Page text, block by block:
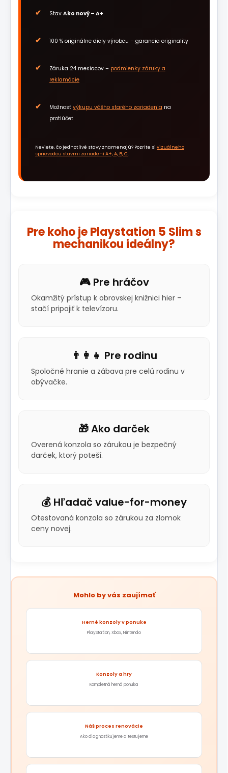
Stav Ako nový – A+
100 % originálne diely výrobcu – garancia originality
Záruka 24 mesiacov – podmienky záruky a
reklamácie
Možnosť výkupu vášho starého zariadenia na
protiúčet
Neviete, čo jednotlivé stavy znamenajú? Pozrite si vizuálneho
sprievodcu stavmi zariadení A+, A, B, C.
Pre koho je Playstation 5 Slim s
mechanikou ideálny?
🎮 Pre hráčov
Okamžitý prístup k obrovskej knižnici hier –
stačí pripojiť k televízoru.
👨‍👩‍👧 Pre rodinu
Spoločné hranie a zábava pre celú rodinu v
obývačke.
🎁 Ako darček
Overená konzola so zárukou je bezpečný
darček, ktorý poteší.
💰 Hľadač value-for-money
Otestovaná konzola so zárukou za zlomok
ceny novej.
Mohlo by vás zaujímať
Herné konzoly v ponuke
PlayStation, Xbox, Nintendo
Konzoly a hry
Kompletná herná ponuka
Náš proces renovácie
Ako diagnostikujeme a testujeme